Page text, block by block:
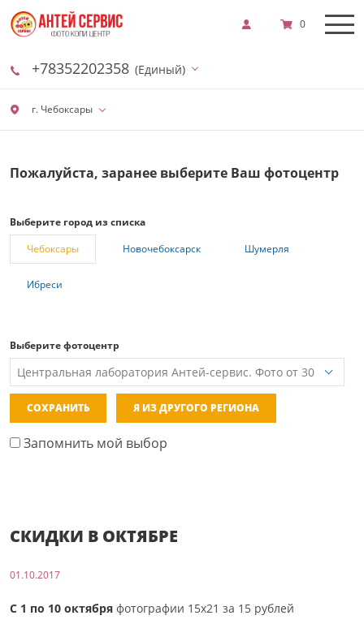
г. Чебоксары
+78352202358 (Единый)
0
Пожалуйста, заранее выберите Ваш фотоцентр
Выберите город из списка
Чебоксары
Новочебоксарск Шумерля
Ибреси
Выберите фотоцентр
СОХРАНИТЬ Я ИЗ ДРУГОГО РЕГИОНА
Запомнить мой выбор
СКИДКИ В ОКТЯБРЕ
01.10.2017
С 1 по 10 октября фотографии 15х21 за 15 рублей